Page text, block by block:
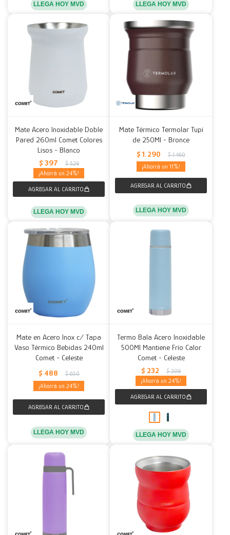
LLEGA HOY MVD LLEGA HOY MVD
Mate Acero Inoxidable Doble
Pared 260ml Comet Colores
Lisos - Blanco
$ 397 $ 529
24
LLEGA HOY MVD
Mate Térmico Termolar Tupi
de 250Ml - Bronce
$ 1.290 $ 1.460
11
LLEGA HOY MVD
Mate en Acero Inox c/ Tapa
Vaso Térmico Bebidas 240ml
Comet - Celeste
$ 488 $ 650
24
LLEGA HOY MVD
Termo Bala Acero Inoxidable
500Ml Mantiene Frío Calor
Comet - Celeste
$ 232 $ 309
24
LLEGA HOY MVD